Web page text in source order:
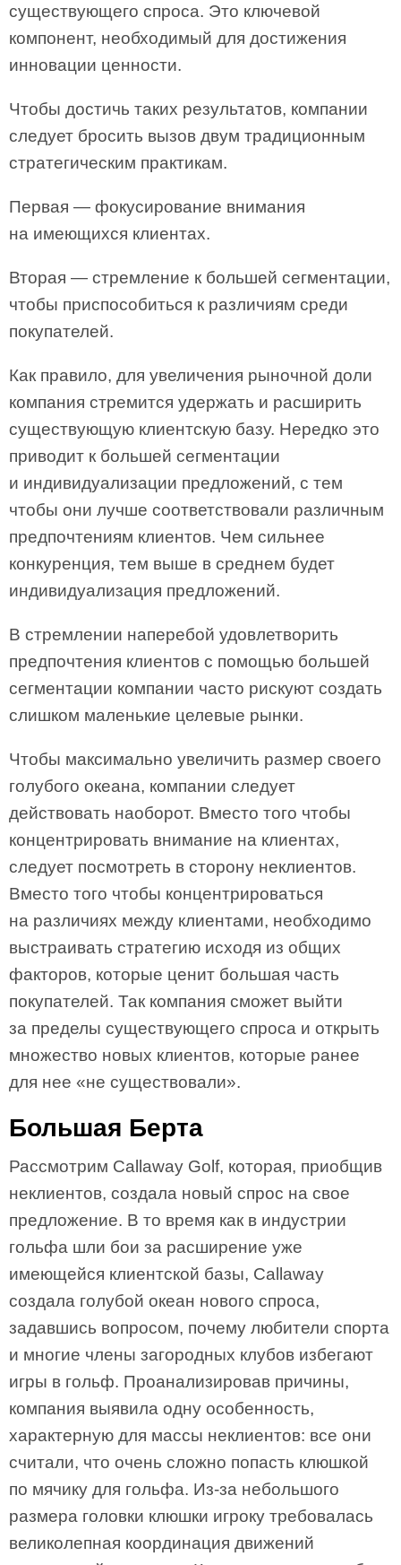
существующего спроса. Это ключевой
компонент, необходимый для достижения
инновации ценности.
Чтобы достичь таких результатов, компании
следует бросить вызов двум традиционным
стратегическим практикам.
Первая — фокусирование внимания
на имеющихся клиентах.
Вторая — стремление к большей сегментации,
чтобы приспособиться к различиям среди
покупателей.
Как правило, для увеличения рыночной доли
компания стремится удержать и расширить
существующую клиентскую базу. Нередко это
приводит к большей сегментации
и индивидуализации предложений, с тем
чтобы они лучше соответствовали различным
предпочтениям клиентов. Чем сильнее
конкуренция, тем выше в среднем будет
индивидуализация предложений.
В стремлении наперебой удовлетворить
предпочтения клиентов с помощью большей
сегментации компании часто рискуют создать
слишком маленькие целевые рынки.
Чтобы максимально увеличить размер своего
голубого океана, компании следует
действовать наоборот. Вместо того чтобы
концентрировать внимание на клиентах,
следует посмотреть в сторону неклиентов.
Вместо того чтобы концентрироваться
на различиях между клиентами, необходимо
выстраивать стратегию исходя из общих
факторов, которые ценит большая часть
покупателей. Так компания сможет выйти
за пределы существующего спроса и открыть
множество новых клиентов, которые ранее
для нее «не существовали».
Большая Берта
Рассмотрим Callaway Golf, которая, приобщив
неклиентов, создала новый спрос на свое
предложение. В то время как в индустрии
гольфа шли бои за расширение уже
имеющейся клиентской базы, Callaway
создала голубой океан нового спроса,
задавшись вопросом, почему любители спорта
и многие члены загородных клубов избегают
игры в гольф. Проанализировав причины,
компания выявила одну особенность,
характерную для массы неклиентов: все они
считали, что очень сложно попасть клюшкой
по мячику для гольфа. Из-за небольшого
размера головки клюшки игроку требовалась
великолепная координация движений